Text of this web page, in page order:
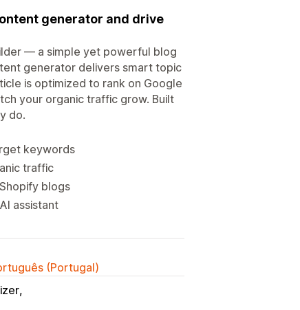
generator and drive
— a simple yet powerful blog
generator delivers smart topic
is optimized to rank on Google
your organic traffic grow. Built
do.
keywords
traffic
blogs
assistant
(Portugal)